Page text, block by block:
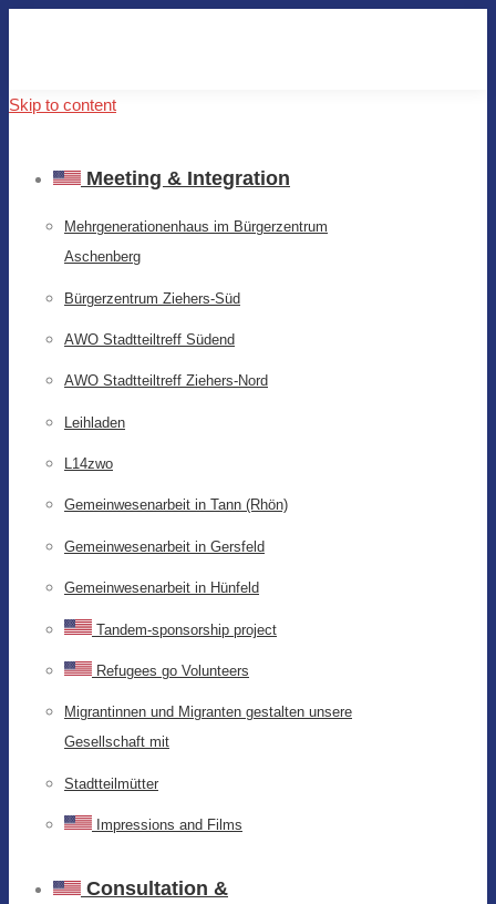
Skip to content
Meeting & Integration
Mehrgenerationenhaus im Bürgerzentrum
Aschenberg
Bürgerzentrum Ziehers-Süd
AWO Stadtteiltreff Südend
AWO Stadtteiltreff Ziehers-Nord
Leihladen
L14zwo
Gemeinwesenarbeit in Tann (Rhön)
Gemeinwesenarbeit in Gersfeld
Gemeinwesenarbeit in Hünfeld
Tandem-sponsorship project
Refugees go Volunteers
Migrantinnen und Migranten gestalten unsere
Gesellschaft mit
Stadtteilmütter
Impressions and Films
Consultation &